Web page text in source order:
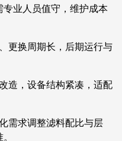
业人员值守，维护成本
更换周期长，后期运行与
造，设备结构紧凑，适配
需求调整滤料配比与层